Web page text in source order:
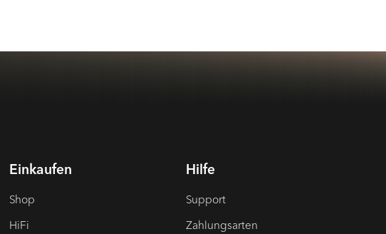
Einkaufen
Shop
HiFi
Hilfe
Support
Zahlungsarten